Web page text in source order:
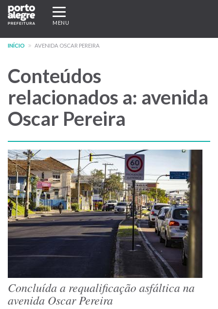
Pular
para
conteúdo
Expandir/recolher
navegação
MENU
INÍCIO AVENIDA OSCAR PEREIRA
Conteúdos
relacionados a: avenida
Oscar Pereira
Concluída a requalificação asfáltica na
avenida Oscar Pereira